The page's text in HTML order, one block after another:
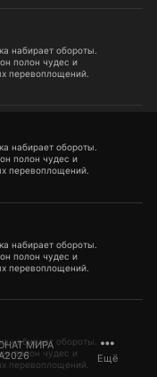
МИРА
Ещё
набирает обороты.
полон чудес и
перевоплощений.
набирает обороты.
полон чудес и
перевоплощений.
набирает обороты.
полон чудес и
перевоплощений.
набирает обороты.
полон чудес и
перевоплощений.